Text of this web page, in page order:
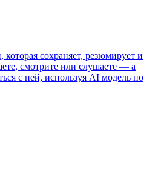
которая сохраняет, резюмирует и
смотрите или слушаете — а
с ней, используя AI модель по